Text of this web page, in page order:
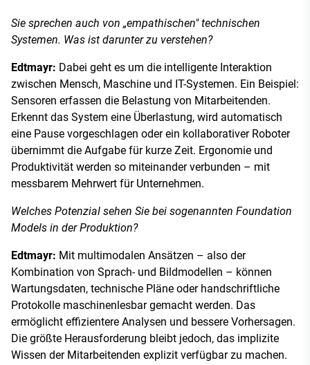
Sie sprechen auch von „empathischen" technischen
Systemen. Was ist darunter zu verstehen?
Edtmayr: Dabei geht es um die intelligente Interaktion
zwischen Mensch, Maschine und IT-Systemen. Ein Beispiel:
Sensoren erfassen die Belastung von Mitarbeitenden.
Erkennt das System eine Überlastung, wird automatisch
eine Pause vorgeschlagen oder ein kollaborativer Roboter
übernimmt die Aufgabe für kurze Zeit. Ergonomie und
Produktivität werden so miteinander verbunden – mit
messbarem Mehrwert für Unternehmen.
Welches Potenzial sehen Sie bei sogenannten Foundation
Models in der Produktion?
Edtmayr: Mit multimodalen Ansätzen – also der
Kombination von Sprach- und Bildmodellen – können
Wartungsdaten, technische Pläne oder handschriftliche
Protokolle maschinenlesbar gemacht werden. Das
ermöglicht effizientere Analysen und bessere Vorhersagen.
Die größte Herausforderung bleibt jedoch, das implizite
Wissen der Mitarbeitenden explizit verfügbar zu machen.